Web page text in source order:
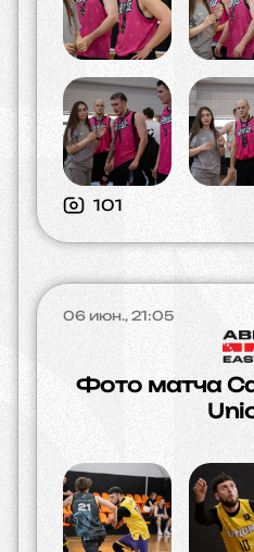
101
06 июн., 21:05
Фото матча